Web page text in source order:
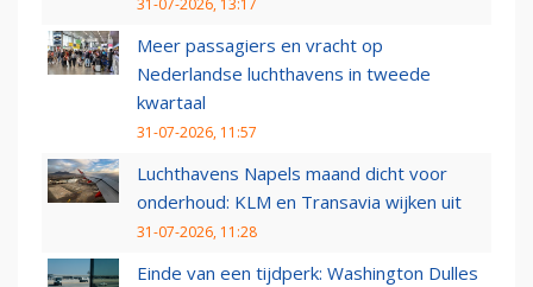
Meer passagiers en vracht op
Nederlandse luchthavens in tweede
kwartaal
31-07-2026, 11:57
Luchthavens Napels maand dicht voor
onderhoud: KLM en Transavia wijken uit
31-07-2026, 11:28
Einde van een tijdperk: Washington Dulles